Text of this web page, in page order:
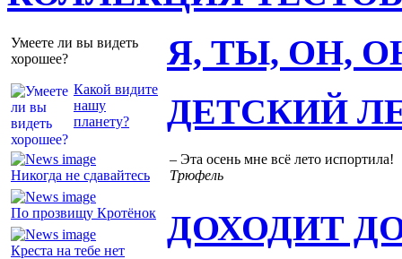
Умеете ли вы видеть
хорошее?
Какой видите
нашу
планету?
Я, ТЫ, ОН,
Никогда не сдавайтесь
По прозвищу Кротёнок
Креста на тебе нет
ДЕТСКИЙ
– Эта осень мне всё лето испортила!
Трюфель
ДОХОДИТ